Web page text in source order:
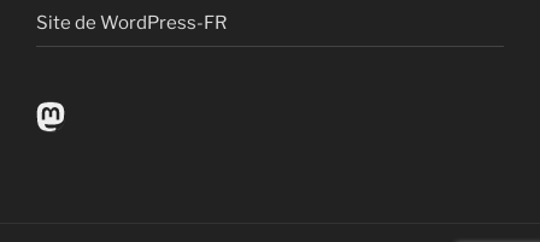
Site de WordPress-FR
Mastodon